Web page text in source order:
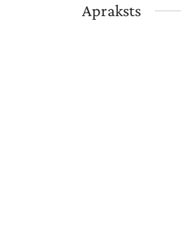
Apraksts